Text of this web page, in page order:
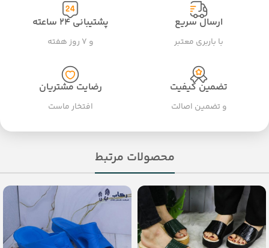
ارسال سریع
با باربری معتبر
پشتیبانی ۲۴ ساعته
و ۷ روز هفته
تضمین کیفیت
و تضمین اصالت
رضایت مشتریان
افتخار ماست
محصولات مرتبط